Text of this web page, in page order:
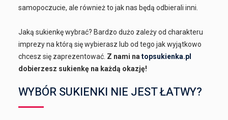
samopoczucie, ale również to jak nas będą odbierali inni.
Jaką sukienkę wybrać? Bardzo dużo zależy od charakteru
imprezy na którą się wybierasz lub od tego jak wyjątkowo
chcesz się zaprezentować. Z nami natopsukienka.pl
dobierzesz sukienkę na każdą okazję!
WYBÓR SUKIENKI NIE JEST ŁATWY?